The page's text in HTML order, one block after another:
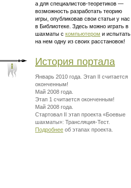
а для специалистов-теоретиков —
возможность разработать теорию
игры, опубликовав свои статьи у нас
в Библиотеке. Здесь можно играть в
шахматы с компьютером и испытать
на нем одну из своих расстановок!
История портала
Январь 2010 года. Этап II считается
оконченным!
Май 2008 года.
Этап 1 считается оконченным!
Май 2008 года.
Стартовал II этап проекта «Боевые
шахматы»: Трансляция-Тест.
Подробнее об этапах проекта.